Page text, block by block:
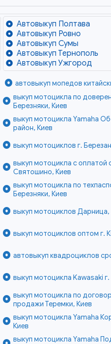
Автовыкуп Полтава
Автовыкуп Ровно
Автовыкуп Сумы
Автовыкуп Тернополь
Автовыкуп Ужгород
автовыкуп мопедов
выкуп мотоцикла по
Березняки, Киев
выкуп мотоцикла Yamaha
район, Киев
выкуп мотоциклов г.
выкуп мотоцикла с оплатой
Святошино, Киев
выкуп мотоцикла по
Березняки, Киев
выкуп мотоциклов Дарница,
выкуп мотоциклов оптом г.
автовыкуп квадроциклов
выкуп мотоцикла Kawasaki
выкуп мотоцикла по
продажи Теремки, Киев
выкуп мотоцикла Yamaha
Киев
выкуп мотоцикла Yamaha